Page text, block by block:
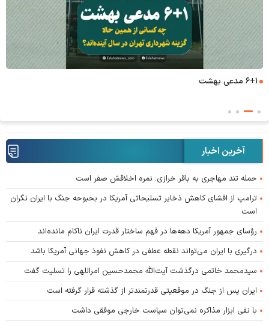
۶+۱ مدعی بهشت
آخرین اخبار
حمله تند مهاجری به باقر خرازی: نمره اخلاقش صفر است
ترامپ از افشای کاهش ذخایر تسلیحاتی آمریکا در بحبوحه جنگ با ایران نگران
است
رؤسای جمهور آمریکا دهه‌ها در فهم ساختار قدرت ایران ناکام مانده‌اند
درگیری با ایران می‌تواند نقطه عطفی در کاهش نفوذ جهانی آمریکا باشد
سیدمحمد خاتمی درگذشت آیت‌الله محمدحسین امراللهی را تسلیت گفت
ایران پس از جنگ در موقعیتی قدرتمندتر از گذشته قرار گرفته است
با نفی ابزار مذاکره نمی‌توان سیاست خارجی موفقی داشت